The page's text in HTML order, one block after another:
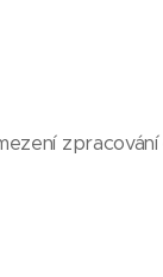
zpracování